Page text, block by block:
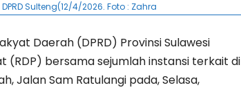
Sulteng(12/4/2026. Foto : Zahra
Daerah (DPRD) Provinsi Sulawesi
(RDP) bersama sejumlah instansi terkait di
Jalan Sam Ratulangi pada, Selasa,